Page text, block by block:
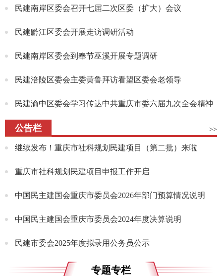
民建南岸区委会召开七届二次区委（扩大）会议
民建黔江区委会开展走访调研活动
民建南岸区委会到奉节巫溪开展专题调研
民建涪陵区委会主委黄鲁拜访看望区委会老领导
民建渝中区委会学习传达中共重庆市委六届九次全会精神
公告栏 >>
继续发布！重庆市社科规划民建项目（第二批）来啦
重庆市社科规划民建项目申报工作开启
中国民主建国会重庆市委员会2026年部门预算情况说明
中国民主建国会重庆市委员会2024年度决算说明
民建市委会2025年度拟录用公务员公示
专题专栏